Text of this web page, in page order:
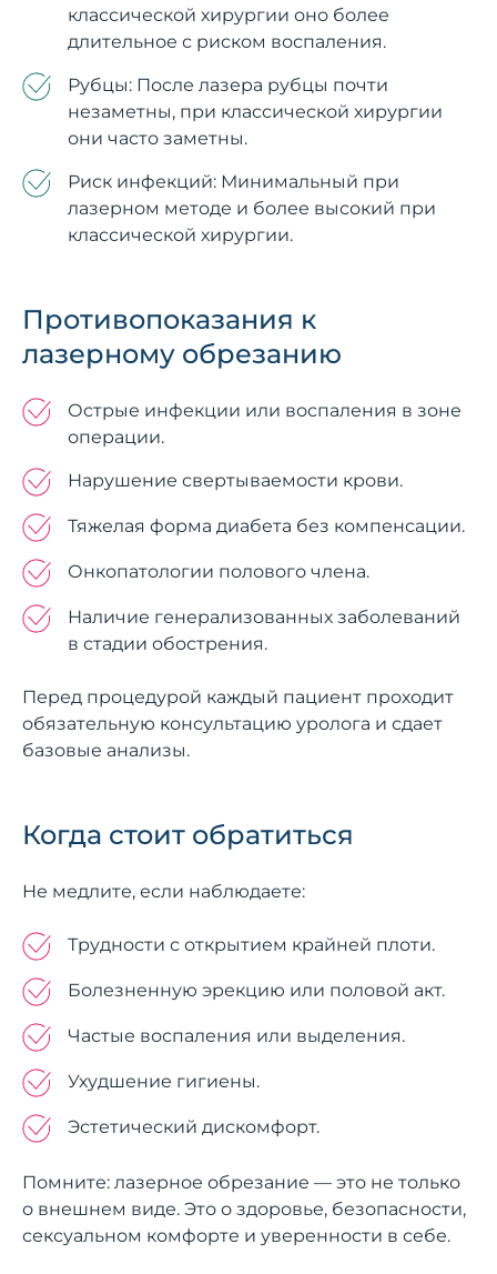
классической хирургии оно более
длительное с риском воспаления.
Рубцы: После лазера рубцы почти
незаметны, при классической хирургии
они часто заметны.
Риск инфекций: Минимальный при
лазерном методе и более высокий при
классической хирургии.
Противопоказания к
лазерному обрезанию
Острые инфекции или воспаления в зоне
операции.
Нарушение свертываемости крови.
Тяжелая форма диабета без компенсации.
Онкопатологии полового члена.
Наличие генерализованных заболеваний
в стадии обострения.
Перед процедурой каждый пациент проходит
обязательную консультацию уролога и сдает
базовые анализы.
Когда стоит обратиться
Не медлите, если наблюдаете:
Трудности с открытием крайней плоти.
Болезненную эрекцию или половой акт.
Частые воспаления или выделения.
Ухудшение гигиены.
Эстетический дискомфорт.
Помните: лазерное обрезание — это не только
о внешнем виде. Это о здоровье, безопасности,
сексуальном комфорте и уверенности в себе.